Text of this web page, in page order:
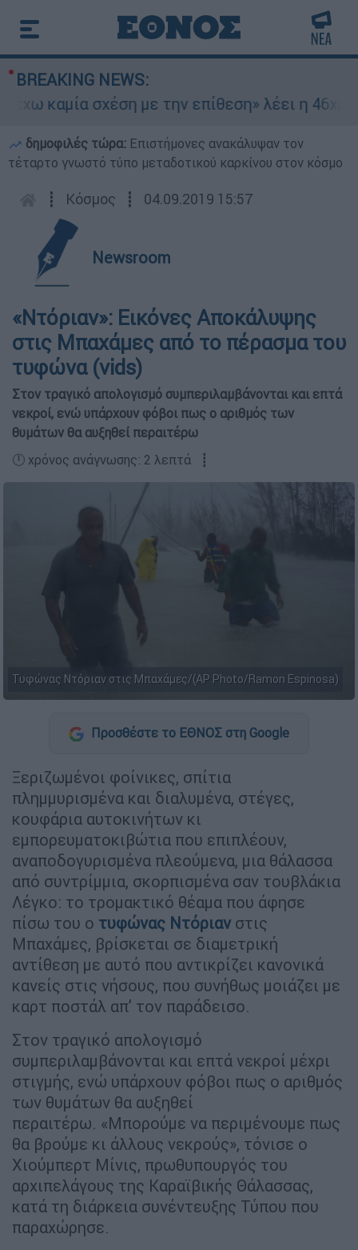
BREAKING NEWS:
σχέση με την επίθεση» λέει η 46χρονη -
δημοφιλές τώρα: Επιστήμονες ανακάλυψαν τον
τέταρτο γνωστό τύπο μεταδοτικού καρκίνου στον κόσμο
┋ Κόσμος ┋ 04.09.2019 15:57
Newsroom
«Ντόριαν»: Εικόνες Αποκάλυψης
στις Μπαχάμες από το πέρασμα του
τυφώνα (vids)
Στον τραγικό απολογισμό συμπεριλαμβάνονται και επτά
νεκροί, ενώ υπάρχουν φόβοι πως ο αριθμός των
θυμάτων θα αυξηθεί περαιτέρω
🕛 χρόνος ανάγνωσης: 2 λεπτά ┋
Τυφώνας Ντόριαν στις Μπαχάμες/(AP Photo/Ramon Espinosa)
Προσθέστε το ΕΘΝΟΣ στη Google
Ξεριζωμένοι φοίνικες, σπίτια
πλημμυρισμένα και διαλυμένα, στέγες,
κουφάρια αυτοκινήτων κι
εμπορευματοκιβώτια που επιπλέουν,
αναποδογυρισμένα πλεούμενα, μια θάλασσα
από συντρίμμια, σκορπισμένα σαν τουβλάκια
Λέγκο: το τρομακτικό θέαμα που άφησε
πίσω του ο τυφώνας Ντόριανστις
Μπαχάμες, βρίσκεται σε διαμετρική
αντίθεση με αυτό που αντικρίζει κανονικά
κανείς στις νήσους, που συνήθως μοιάζει με
καρτ ποστάλ απ’ τον παράδεισο.
Στον τραγικό απολογισμό
συμπεριλαμβάνονται και επτά νεκροί μέχρι
στιγμής, ενώ υπάρχουν φόβοι πως ο αριθμός
των θυμάτων θα αυξηθεί
περαιτέρω. «Μπορούμε να περιμένουμε πως
θα βρούμε κι άλλους νεκρούς», τόνισε ο
Χιούμπερτ Μίνις, πρωθυπουργός του
αρχιπελάγους της Καραϊβικής Θάλασσας,
κατά τη διάρκεια συνέντευξης Τύπου που
παραχώρησε.